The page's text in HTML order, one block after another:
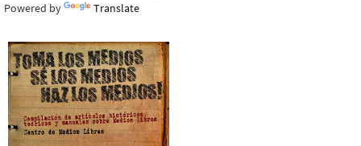
Powered by Translate